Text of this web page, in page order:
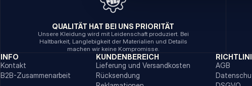
QUALITÄT HAT BEI UNS PRIORITÄT
Unsere Kleidung wird mit Leidenschaft produziert. Bei
Haltbarkeit, Langlebigkeit der Materialien und Details
machen wir keine Kompromisse.
INFO
Kontakt
B2B-Zusammenarbeit
KUNDENBEREICH
Lieferung und Versandkosten
Rücksendung
AGB